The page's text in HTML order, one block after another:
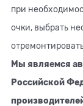
при
очки, выбрать
Мы являемся
Российской